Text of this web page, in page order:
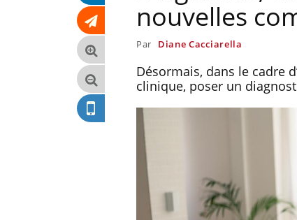
nouvelles
Par Diane Cacciarella
Désormais, dans le cadre
clinique, poser un